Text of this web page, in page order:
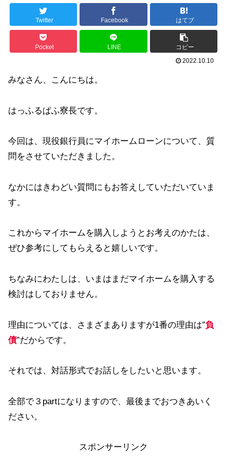
Twitter Facebook はてブ
Pocket LINE
コピー
2022.10.10
みなさん、こんにちは。
はっふるぱふ寮長です。
今回は、現役銀行員にマイホームローンについて、質
問をさせていただきました。
なかにはきわどい質問にもお答えしていただいていま
す。
これからマイホームを購入しようとお考えのかたは、
ぜひ参考にしてもらえると嬉しいです。
ちなみにわたしは、いまはまだマイホームを購入する
検討はしておりません。
理由については、さまざまありますが1番の理由は”負
債”だからです。
それでは、対話形式でお話しをしたいと思います。
全部で３partになりますので、最後までおつきあいく
ださい。
スポンサーリンク